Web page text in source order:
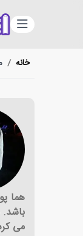
خانه /
می